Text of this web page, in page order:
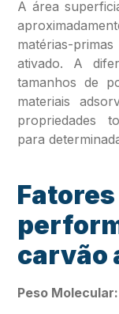
A área
matérias-
ativado. A
tamanhos de
materiais
propriedades
para
carvão
Peso Molecular: